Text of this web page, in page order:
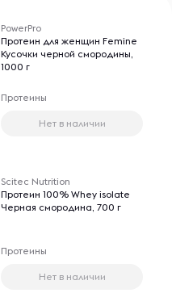
PowerPro
Протеин для женщин Femine
Кусочки черной смородины,
1000 г
Протеины
Нет в наличии
Scitec Nutrition
Протеин 100% Whey isolate
Черная смородина, 700 г
Протеины
Нет в наличии